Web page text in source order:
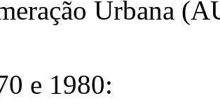
Urbana
e 1980: